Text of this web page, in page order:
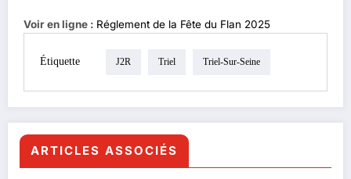
Voir en ligne : Réglement de la Fête du Flan 2025
Étiquette J2R Triel Triel-Sur-Seine
ARTICLES ASSOCIÉS